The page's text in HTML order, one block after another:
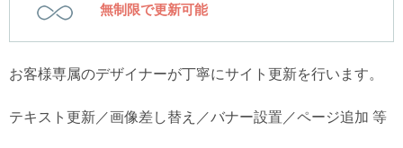
無制限で更新可能
お客様専属のデザイナーが丁寧にサイト更新を行います。
テキスト更新／画像差し替え／バナー設置／ページ追加 等